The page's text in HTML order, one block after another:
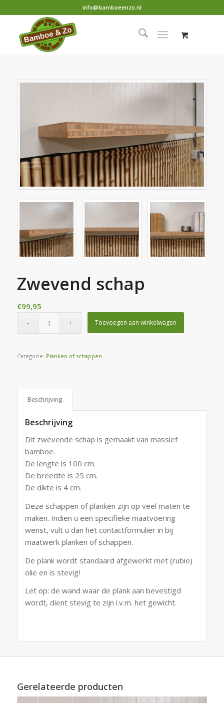
info@bamboeenzo.nl
Zwevend schap
€99,95
Toevoegen aan winkelwagen
Categorie: Planken of schappen
Beschrijving
Beschrijving
Dit zwevende schap is gemaakt van massief
bamboe.
De lengte is 100 cm.
De breedte is 25 cm.
De dikte is 4 cm.
Deze schappen of planken zijn op veel maten te
maken. Indien u een specifieke maatvoering
wenst, vult u dan het contactformulier in bij
maatwerk planken of schappen.
De plank wordt standaard afgewerkt met (rubio)
olie en is stevig!
Let op: de wand waar de plank aan bevestigd
wordt, dient stevig te zijn i.v.m. het gewicht.
Gerelateerde producten